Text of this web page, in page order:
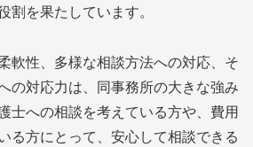
割を果たしています。
軟性、多様な相談方法への対応、そ
の対応力は、同事務所の大きな強み
士への相談を考えている方や、費用
る方にとって、安心して相談できる